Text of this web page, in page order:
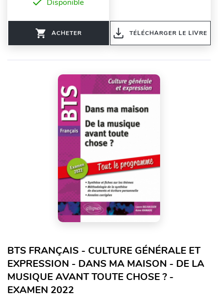
Disponible
ACHETER TÉLÉCHARGER LE LIVRE
BTS FRANÇAIS - CULTURE GÉNÉRALE ET
EXPRESSION - DANS MA MAISON - DE LA
MUSIQUE AVANT TOUTE CHOSE ? -
EXAMEN 2022